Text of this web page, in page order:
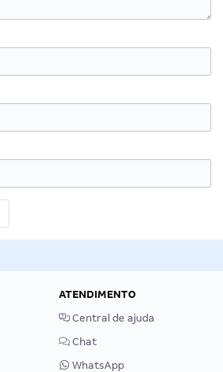
ATENDIMENTO
Central de ajuda
Chat
WhatsApp